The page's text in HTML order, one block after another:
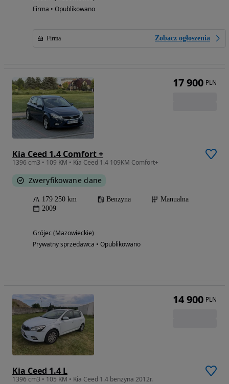
Firma • Opublikowano
Firma Zobacz ogłoszenia
Kia Ceed 1.4 Comfort +
1396 cm3 • 109 KM • Kia Ceed 1.4 109KM Comfort+
Zweryfikowane dane
179 250 km Benzyna
Manualna
2009
Grójec (Mazowieckie)
Prywatny sprzedawca • Opublikowano
17 900 PLN
Kia Ceed 1.4 L
1396 cm3 • 105 KM • Kia Ceed 1.4 benzyna 2012r.
14 900 PLN